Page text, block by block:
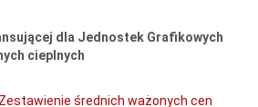
dla Jednostek Grafikowych
cieplnych
Zestawienie średnich ważonych cen